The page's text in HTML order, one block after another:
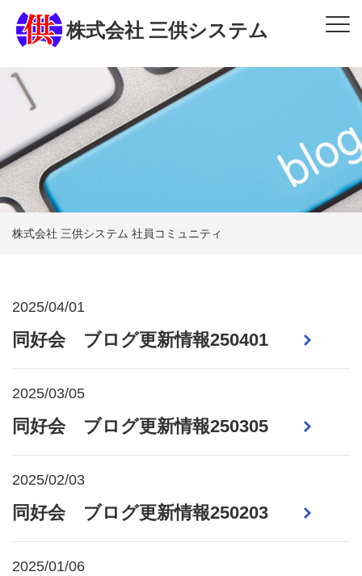
株式会社 三供システム
株式会社 三供システム 社員コミュニティ
2025/04/01
同好会 ブログ更新情報250401
2025/03/05
同好会 ブログ更新情報250305
2025/02/03
同好会 ブログ更新情報250203
2025/01/06